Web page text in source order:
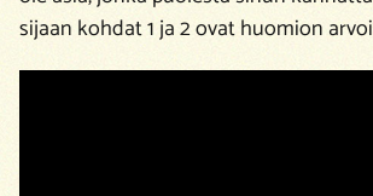
sijaan kohdat 1 ja 2 ovat huomion